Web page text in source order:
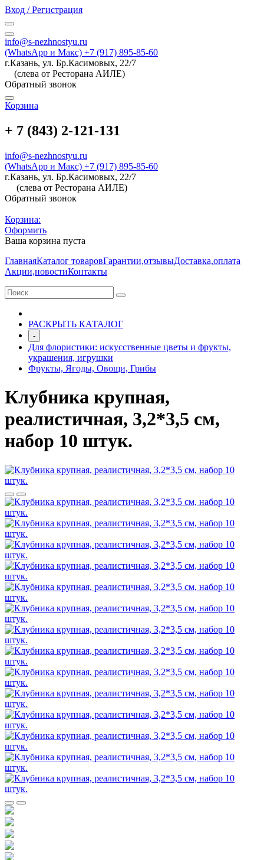
Вход / Регистрация
info@s-nezhnostyu.ru
(WhatsApp и Макс) +7 (917) 895-85-60
г.Казань, ул. Бр.Касимовых, 22/7
(слева от Ресторана АИЛЕ)
Обратный звонок
Корзина
+ 7 (843) 2-121-131
info@s-nezhnostyu.ru
(WhatsApp и Макс) +7 (917) 895-85-60
г.Казань, ул. Бр.Касимовых, 22/7
(слева от Ресторана АИЛЕ)
Обратный звонок
Корзина:
Оформить
Ваша корзина пуста
ГлавнаяКаталог товаровГарантии,отзывыДоставка,оплата
Акции,новостиКонтакты
РАСКРЫТЬ КАТАЛОГ
-
Для флористики: искусственные цветы и фрукты,
украшения, игрушки
Фрукты, Ягоды, Овощи, Грибы
Клубника крупная,
реалистичная, 3,2*3,5 см,
набор 10 штук.